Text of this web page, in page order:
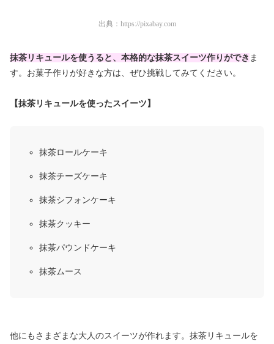
出典： https://pixabay.com
抹茶リキュールを使うると、本格的な抹茶スイーツ作りができ ま
す。お菓子作りが好きな方は、ぜひ挑戦してみてください。
【抹茶リキュールを使ったスイーツ】
抹茶ロールケーキ
抹茶チーズケーキ
抹茶シフォンケーキ
抹茶クッキー
抹茶パウンドケーキ
抹茶ムース
他にもさまざまな大人のスイーツが作れます。抹茶リキュールを